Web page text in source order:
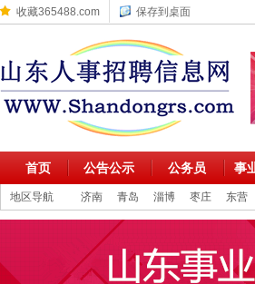
收藏365488.com 保存到桌面
首页 公告公示 公务员 事
地区导航 济南 青岛 淄博 枣庄 东营